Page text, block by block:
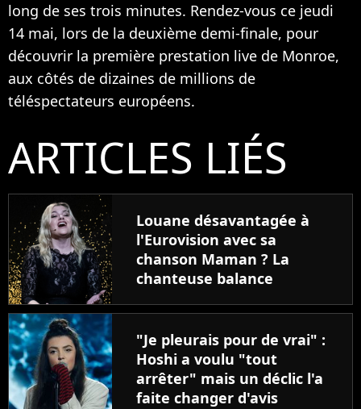
long de ses trois minutes. Rendez-vous ce jeudi
14 mai, lors de la deuxième demi-finale, pour
découvrir la première prestation live de Monroe,
aux côtés de dizaines de millions de
téléspectateurs européens.
ARTICLES LIÉS
Louane désavantagée à
l'Eurovision avec sa
chanson Maman ? La
chanteuse balance
"Je pleurais pour de vrai" :
Hoshi a voulu "tout
arrêter" mais un déclic l'a
faite changer d'avis